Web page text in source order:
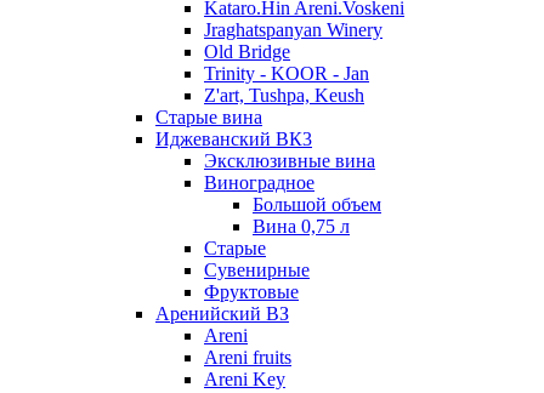
Kataro.Hin Areni.Voskeni
Jraghatspanyan Winery
Old Bridge
Trinity - KOOR - Jan
Z'art, Tushpa, Keush
Старые вина
Иджеванский ВК3
Эксклюзивные вина
Виноградное
Большой объем
Вина 0,75 л
Старые
Сувенирные
Фруктовые
Аренийский ВЗ
Areni
Areni fruits
Areni Key